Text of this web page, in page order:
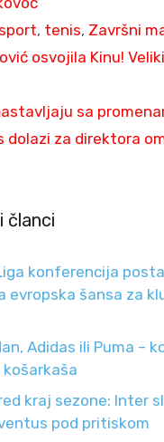
sport, tenis, Završni
osvojila Kinu!
sa
dolazi za direktora
članci
konferencija
evropska šansa za
Adidas ili Puma –
kraj sezone: Inter
pod pritiskom